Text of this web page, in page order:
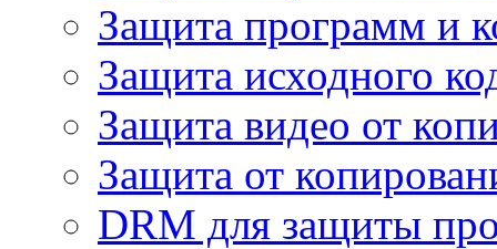
Защита программ и
Защита исходного
Защита видео от
Защита от
DRM для защиты